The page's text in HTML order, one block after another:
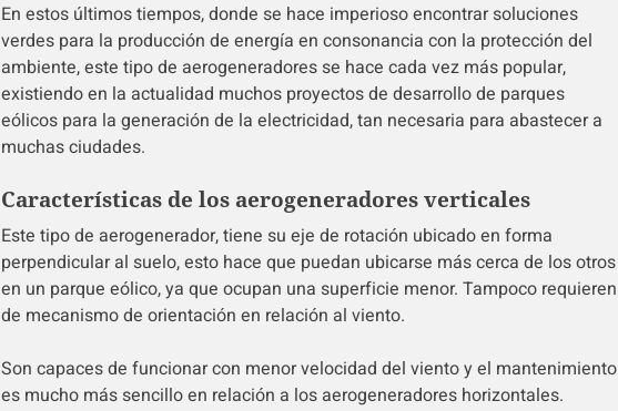
En estos últimos tiempos, donde se hace imperioso encontrar soluciones
verdes para la producción de energía en consonancia con la protección del
ambiente, este tipo de aerogeneradores se hace cada vez más popular,
existiendo en la actualidad muchos proyectos de desarrollo de parques
eólicos para la generación de la electricidad, tan necesaria para abastecer a
muchas ciudades.
Características de los aerogeneradores verticales
Este tipo de aerogenerador, tiene su eje de rotación ubicado en forma
perpendicular al suelo, esto hace que puedan ubicarse más cerca de los otros
en un parque eólico, ya que ocupan una superficie menor. Tampoco requieren
de mecanismo de orientación en relación al viento.
Son capaces de funcionar con menor velocidad del viento y el mantenimiento
es mucho más sencillo en relación a los aerogeneradores horizontales.